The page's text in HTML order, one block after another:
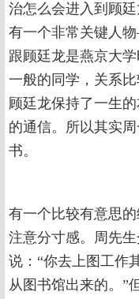
治怎么会进入到顾
有一个非常关键人
跟顾廷龙是燕京大
一般的同学，关系
顾廷龙保持了一生
的通信。所以其实
书。
有一个比较有意思
注意分寸感。周先
说：“你去上图工作
从图书馆出来的。”